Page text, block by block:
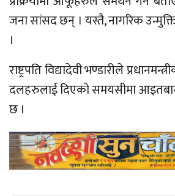
जना सांसद छन् । यस्तै, नागरिक
।
राष्ट्रपति विद्यादेवी भण्डारीले
दलहरुलाई दिएको समयसीमा
छ ।